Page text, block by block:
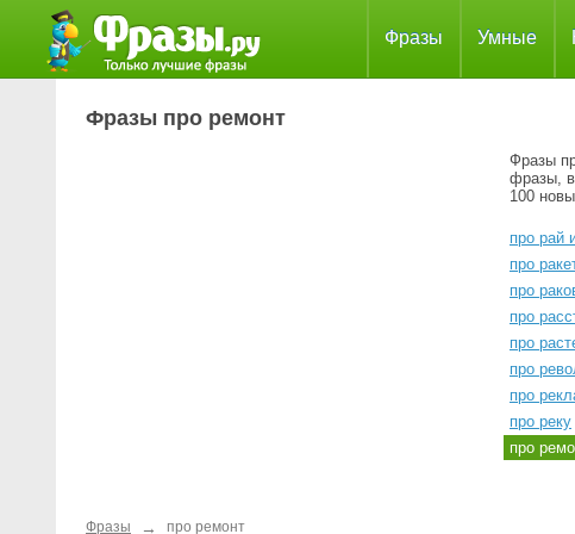
Фразы Умные
Фразы про ремонт
Фразы
фразы,
100
про рай
про
про
про
про
про
про
про реку
про
Фразы → про ремонт